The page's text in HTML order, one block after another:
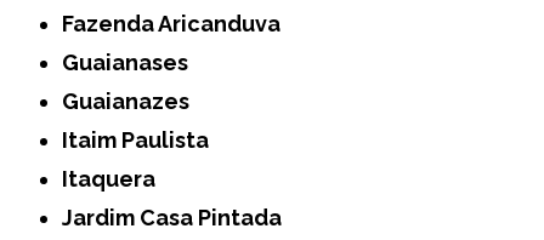
Fazenda Aricanduva
Guaianases
Guaianazes
Itaim Paulista
Itaquera
Jardim Casa Pintada